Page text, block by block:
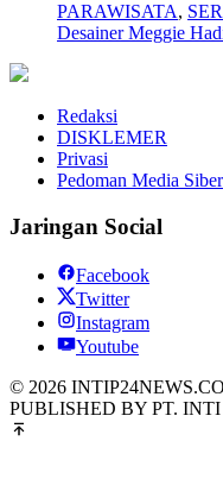
PARAWISATA,
Desainer Meggie
Redaksi
DISKLEMER
Privasi
Pedoman Media Siber
Jaringan Social
Facebook
Twitter
Instagram
Youtube
© 2026
PUBLISHED BY PT.